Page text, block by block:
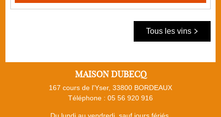
Tous les vins
MAISON DUBECQ
167 cours de l'Yser, 33800 BORDEAUX
Téléphone : 05 56 920 916
Du lundi au vendredi, sauf jours fériés,